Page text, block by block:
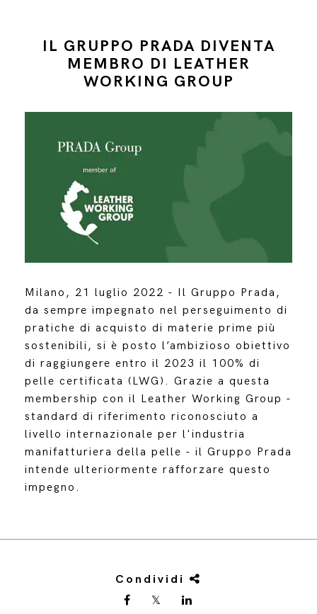
IL GRUPPO PRADA DIVENTA
MEMBRO DI LEATHER
WORKING GROUP
Milano, 21 luglio 2022 - Il Gruppo Prada,
da sempre impegnato nel perseguimento di
pratiche di acquisto di materie prime più
sostenibili, si è posto l’ambizioso obiettivo
di raggiungere entro il 2023 il 100% di
pelle certificata (LWG). Grazie a questa
membership con il Leather Working Group -
standard di riferimento riconosciuto a
livello internazionale per l'industria
manifatturiera della pelle - il Gruppo Prada
intende ulteriormente rafforzare questo
impegno.
Condividi